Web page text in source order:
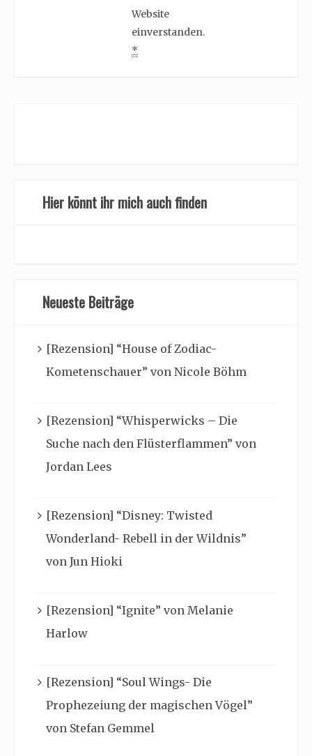
Website
einverstanden.
*
Hier könnt ihr mich auch finden
Neueste Beiträge
[Rezension] “House of Zodiac-
Kometenschauer” von Nicole Böhm
[Rezension] “Whisperwicks – Die
Suche nach den Flüsterflammen” von
Jordan Lees
[Rezension] “Disney: Twisted
Wonderland- Rebell in der Wildnis”
von Jun Hioki
[Rezension] “Ignite” von Melanie
Harlow
[Rezension] “Soul Wings- Die
Prophezeiung der magischen Vögel”
von Stefan Gemmel